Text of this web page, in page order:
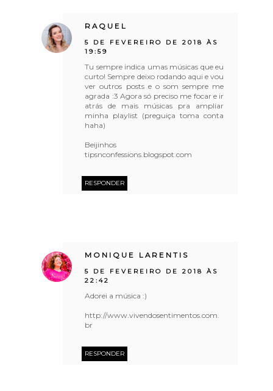
RAQUEL
5 DE FEVEREIRO DE 2018 ÀS
19:59
Tu sempre indica umas músicas que eu
curto! Sempre deixo rodando aqui e vou
ver outros posts e o som sempre me
agrada :3 Agora só preciso me focar e ir
atrás de mais músicas pra ampliar
minha playlist (preguiça toma conta
haha)
Beijinhos
tipsnconfessions.blogspot.com
RESPONDER
MONIQUE LARENTIS
5 DE FEVEREIRO DE 2018 ÀS
22:42
Adorei a música :)
http://www.vivendosentimentos.com.
br
RESPONDER